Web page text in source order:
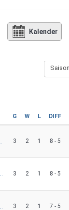
Kalender
G W L DIFF
3 2 1 8 - 5
3 2 1 8 - 5
3 2 1 7 - 5